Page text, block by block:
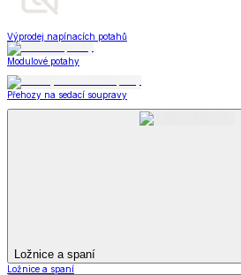
Výprodej napínacích potahů
Modulové potahy
Přehozy na sedací soupravy
Ložnice a spaní
Ložnice a spaní